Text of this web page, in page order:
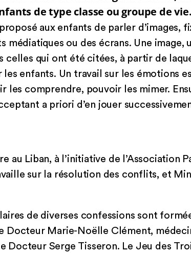
de type classe ou groupe de vie.
aux enfants de parler d’images,
médiatiques ou des écrans. Une image,
celles qui ont été citées, à partir de
enfants. Un travail sur les émotions
les comprendre, pouvoir les mimer.
a priori d’en jouer
au Liban, à l’initiative de l’Association
sur la résolution des conflits, et
de diverses confessions sont
le Docteur Marie-Noëlle Clément,
Docteur Serge Tisseron. Le Jeu des